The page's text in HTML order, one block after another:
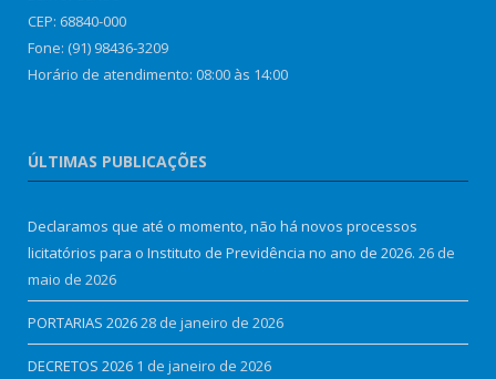
CEP: 68840-000
Fone: (91) 98436-3209
Horário de atendimento: 08:00 às 14:00
ÚLTIMAS PUBLICAÇÕES
Declaramos que até o momento, não há novos processos
licitatórios para o Instituto de Previdência no ano de 2026. 26 de
maio de 2026
PORTARIAS 202628 de janeiro de 2026
DECRETOS 2026 1 de janeiro de 2026